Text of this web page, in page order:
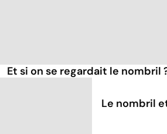
Et si on se regardait le nombril
Le nombril